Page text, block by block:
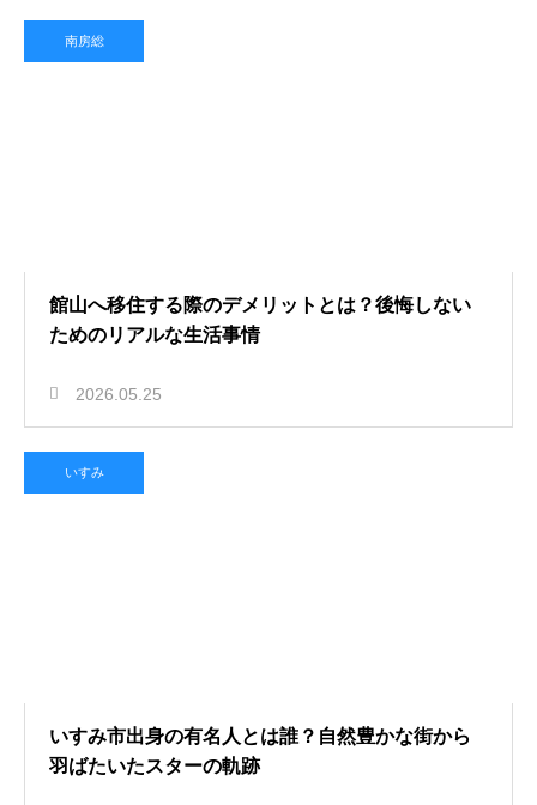
南房総
館山へ移住する際のデメリットとは？後悔しない
ためのリアルな生活事情
2026.05.25
いすみ
いすみ市出身の有名人とは誰？自然豊かな街から
羽ばたいたスターの軌跡